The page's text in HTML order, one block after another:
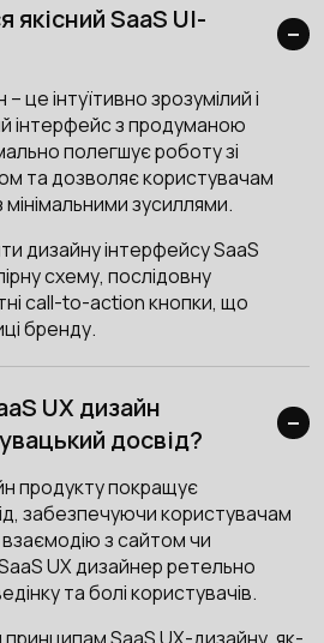
якісний SaaS UI-
це інтуїтивно зрозумілий і
інтерфейс з продуманою
полегшує роботу зі
та дозволяє користувачам
мінімальними зусиллями.
дизайну інтерфейсу SaaS
схему, послідовну
call-to-action кнопки, що
бренду.
UX дизайн
досвід?
продукту покращує
забезпечуючи користувачам
з сайтом чи
UX дизайнер ретельно
та болі користувачів.